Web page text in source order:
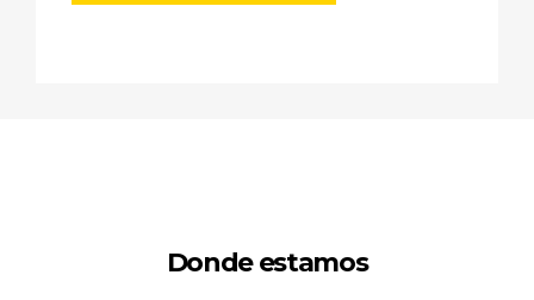
Donde estamos